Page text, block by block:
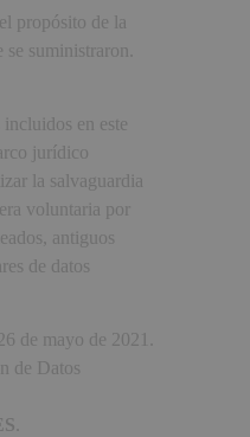
propósito de la
suministraron.
en este
jurídico
la salvaguardia
voluntaria por
antiguos
de datos
de mayo de 2021.
de Datos